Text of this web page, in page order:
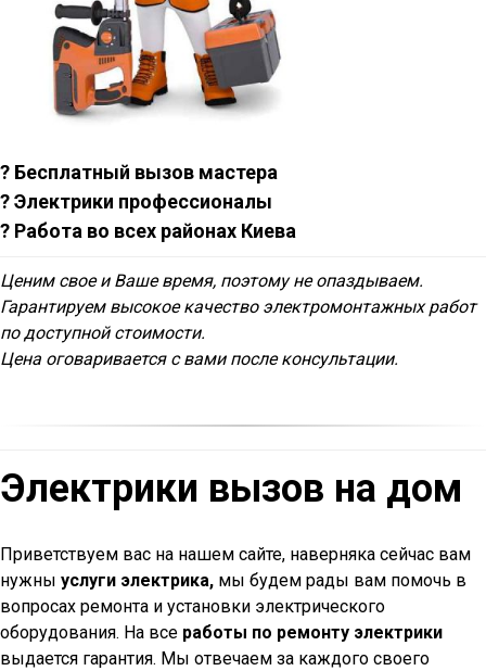
? Бесплатный вызов мастера
? Электрики профессионалы
? Работа во всех районах Киева
Ценим свое и Ваше время, поэтому не опаздываем.
Гарантируем высокое качество электромонтажных работ
по доступной стоимости.
Цена оговаривается с вами после консультации.
Электрики вызов на дом
Приветствуем вас на нашем сайте, наверняка сейчас вам
нужны услуги электрика, мы будем рады вам помочь в
вопросах ремонта и установки электрического
оборудования. На все работы по ремонту электрики
выдается гарантия. Мы отвечаем за каждого своего